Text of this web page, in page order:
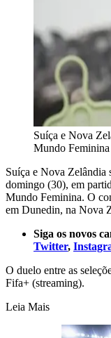
Suíça e Nova
Mundo Feminina
Suíça e Nova Zelândia
domingo (30), em
Mundo Feminina. O
em Dunedin, na Nova
Siga os novos
Twitter,
O duelo entre as
Fifa+ (streaming).
Leia Mais